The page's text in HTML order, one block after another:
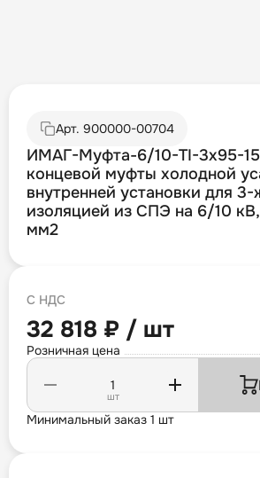
Арт. 900000-00704
ИМАГ-Муфта-6/10-TI-3х95-
концевой муфты холодной
внутренней установки для
изоляцией из СПЭ на 6/10
мм2
С НДС
32 818 ₽ / шт
Розничная цена
шт
Минимальный заказ 1 шт